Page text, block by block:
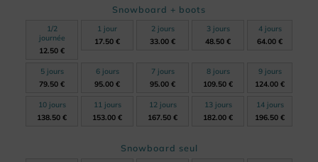
Snowboard + boots
1/2
journée
12.50 €
1 jour
17.50 €
2 jours
33.00 €
3 jours
48.50 €
4 jours
64.00 €
5 jours
79.50 €
6 jours
95.00 €
7 jours
95.00 €
8 jours
109.50 €
9 jours
124.00 €
10 jours
138.50 €
11 jours
153.00 €
12 jours
167.50 €
13 jours
182.00 €
14 jours
196.50 €
Snowboard seul